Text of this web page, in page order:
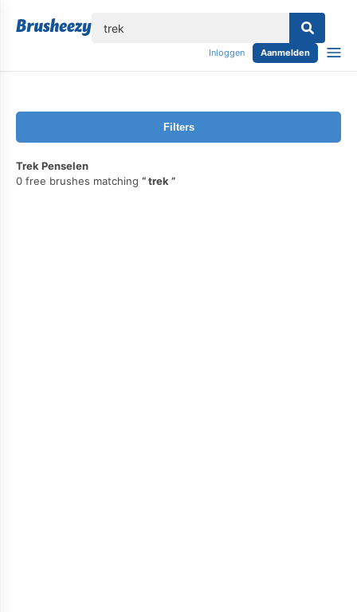
Inloggen Aanmelden
Filters
Trek Penselen
0 free brushes matching
trek